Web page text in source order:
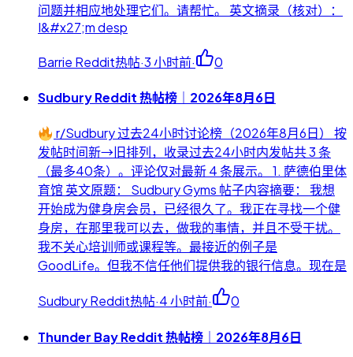
问题并相应地处理它们。请帮忙。 英文摘录（核对）：
I&#x27;m desp
Barrie Reddit热帖·3 小时前· 0
Sudbury Reddit 热帖榜｜2026年8月6日
r/Sudbury 过去24小时讨论榜（2026年8月6日） 按
发帖时间新→旧排列，收录过去24小时内发帖共 3 条
（最多40条）。评论仅对最新 4 条展示。 1. 萨德伯里体
育馆 英文原题： Sudbury Gyms 帖子内容摘要： 我想
开始成为健身房会员，已经很久了。我正在寻找一个健
身房，在那里我可以去，做我的事情，并且不受干扰。
我不关心培训师或课程等。最接近的例子是
GoodLife。但我不信任他们提供我的银行信息。现在是
Sudbury Reddit热帖·4 小时前· 0
Thunder Bay Reddit 热帖榜｜2026年8月6日